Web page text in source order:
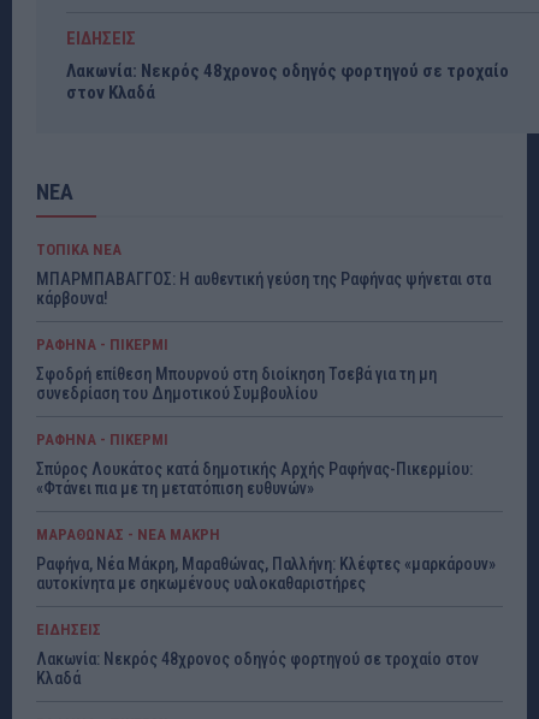
ΕΙΔΗΣΕΙΣ
Λακωνία: Νεκρός 48χρονος οδηγός φορτηγού σε τροχαίο
στον Κλαδά
ΝΕΑ
ΤΟΠΙΚΑ ΝΕΑ
ΜΠΑΡΜΠΑΒΑΓΓΟΣ: Η αυθεντική γεύση της Ραφήνας ψήνεται στα
κάρβουνα!
ΡΑΦΗΝΑ - ΠΙΚΕΡΜΙ
Σφοδρή επίθεση Μπουρνού στη διοίκηση Τσεβά για τη μη
συνεδρίαση του Δημοτικού Συμβουλίου
ΡΑΦΗΝΑ - ΠΙΚΕΡΜΙ
Σπύρος Λουκάτος κατά δημοτικής Αρχής Ραφήνας-Πικερμίου:
«Φτάνει πια με τη μετατόπιση ευθυνών»
ΜΑΡΑΘΩΝΑΣ - ΝΕΑ ΜΑΚΡΗ
Ραφήνα, Νέα Μάκρη, Μαραθώνας, Παλλήνη: Κλέφτες «μαρκάρουν»
αυτοκίνητα με σηκωμένους υαλοκαθαριστήρες
ΕΙΔΗΣΕΙΣ
Λακωνία: Νεκρός 48χρονος οδηγός φορτηγού σε τροχαίο στον
Κλαδά